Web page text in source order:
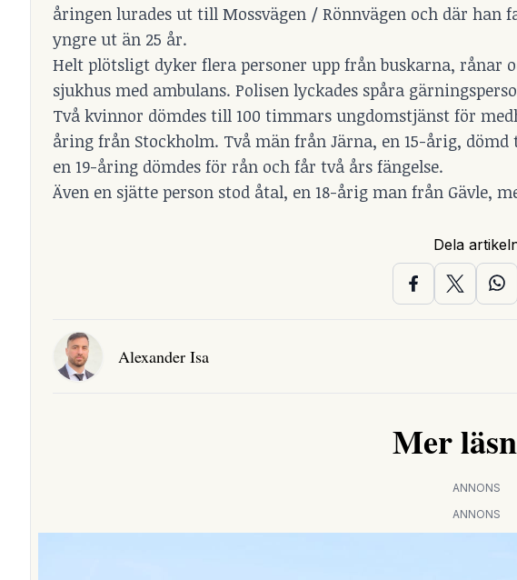
åringen lurades ut till Mossvägen / Rönnvägen och där
yngre ut än 25 år.
Helt plötsligt dyker flera personer upp från buskarna, rånar
sjukhus med ambulans. Polisen lyckades spåra
Två kvinnor dömdes till 100 timmars ungdomstjänst för
åring från Stockholm. Två män från Järna, en 15-årig,
en 19-åring dömdes för rån och får två års fängelse.
Även en sjätte person stod åtal, en 18-årig man från Gävle,
Dela
Alexander Isa
Mer
ANNONS
ANNONS